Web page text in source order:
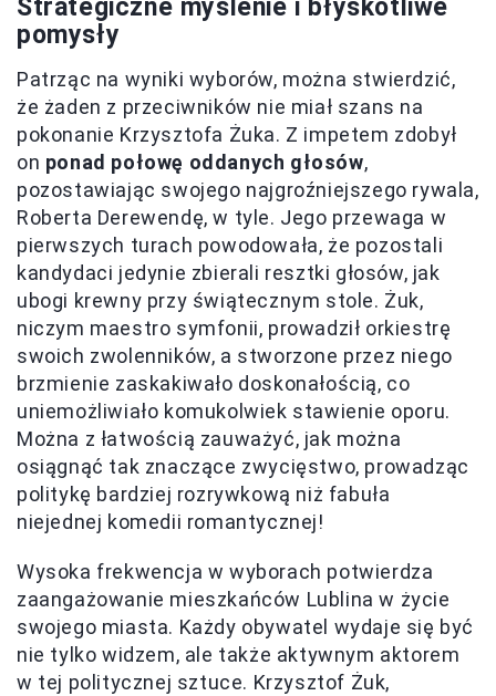
Strategiczne myślenie i błyskotliwe
pomysły
Patrząc na wyniki wyborów, można stwierdzić,
że żaden z przeciwników nie miał szans na
pokonanie Krzysztofa Żuka. Z impetem zdobył
on ponad połowę oddanych głosów,
pozostawiając swojego najgroźniejszego rywala,
Roberta Derewendę, w tyle. Jego przewaga w
pierwszych turach powodowała, że pozostali
kandydaci jedynie zbierali resztki głosów, jak
ubogi krewny przy świątecznym stole. Żuk,
niczym maestro symfonii, prowadził orkiestrę
swoich zwolenników, a stworzone przez niego
brzmienie zaskakiwało doskonałością, co
uniemożliwiało komukolwiek stawienie oporu.
Można z łatwością zauważyć, jak można
osiągnąć tak znaczące zwycięstwo, prowadząc
politykę bardziej rozrywkową niż fabuła
niejednej komedii romantycznej!
Wysoka frekwencja w wyborach potwierdza
zaangażowanie mieszkańców Lublina w życie
swojego miasta. Każdy obywatel wydaje się być
nie tylko widzem, ale także aktywnym aktorem
w tej politycznej sztuce. Krzysztof Żuk,